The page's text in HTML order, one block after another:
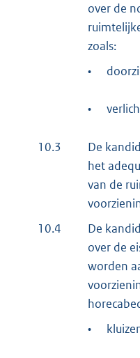
over de
zoals:
•
•
10.3
De
het
van de
10.4
De
over de
worden
•